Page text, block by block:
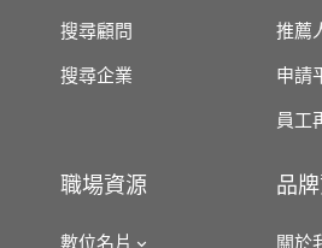
搜尋顧問
搜尋企業
推薦
申請
員工
職場資源
數位名片
品
關於